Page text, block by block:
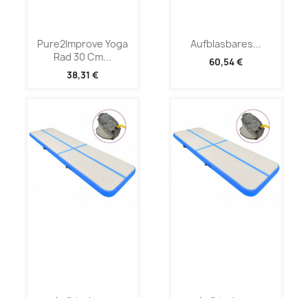
Pure2Improve Yoga
Rad 30 Cm...
38,31 €
Aufblasbares...
60,54 €